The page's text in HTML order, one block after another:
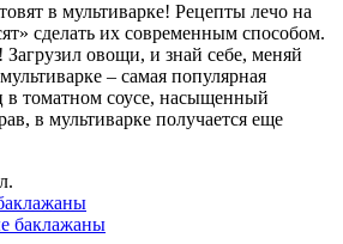
в мультиварке! Рецепты лечо на
сделать их современным способом.
Загрузил овощи, и знай себе, меняй
– самая популярная
в томатном соусе, насыщенный
в мультиварке получается еще